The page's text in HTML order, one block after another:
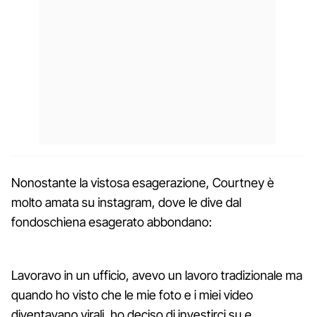
Nonostante la vistosa esagerazione, Courtney è
molto amata su instagram, dove le dive dal
fondoschiena esagerato abbondano:
Lavoravo in un ufficio, avevo un lavoro tradizionale ma
quando ho visto che le mie foto e i miei video